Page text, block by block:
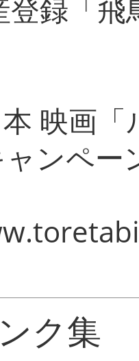
登録「
映画
ンペー
ク集